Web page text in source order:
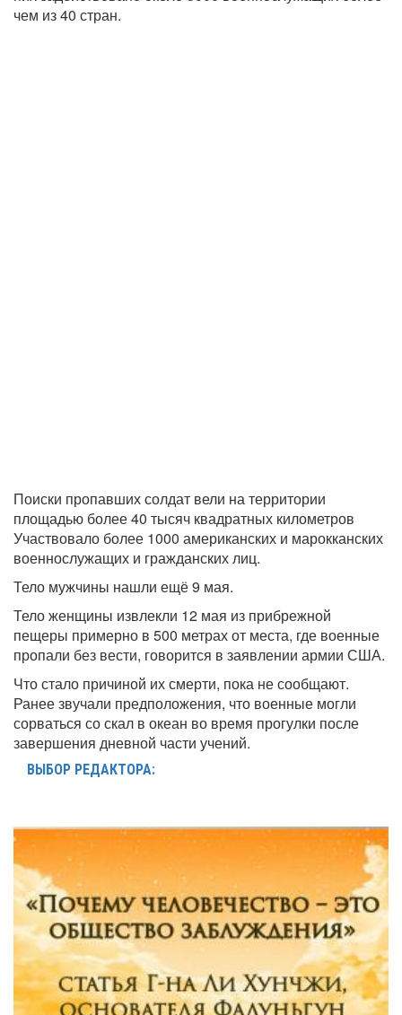
чем из 40 стран.
Поиски пропавших солдат вели на территории
площадью более 40 тысяч квадратных километров
Участвовало более 1000 американских и марокканских
военнослужащих и гражданских лиц.
Тело мужчины нашли ещё 9 мая.
Тело женщины извлекли 12 мая из прибрежной
пещеры примерно в 500 метрах от места, где военные
пропали без вести, говорится в заявлении армии США.
Что стало причиной их смерти, пока не сообщают.
Ранее звучали предположения, что военные могли
сорваться со скал в океан во время прогулки после
завершения дневной части учений.
ВЫБОР РЕДАКТОРА: